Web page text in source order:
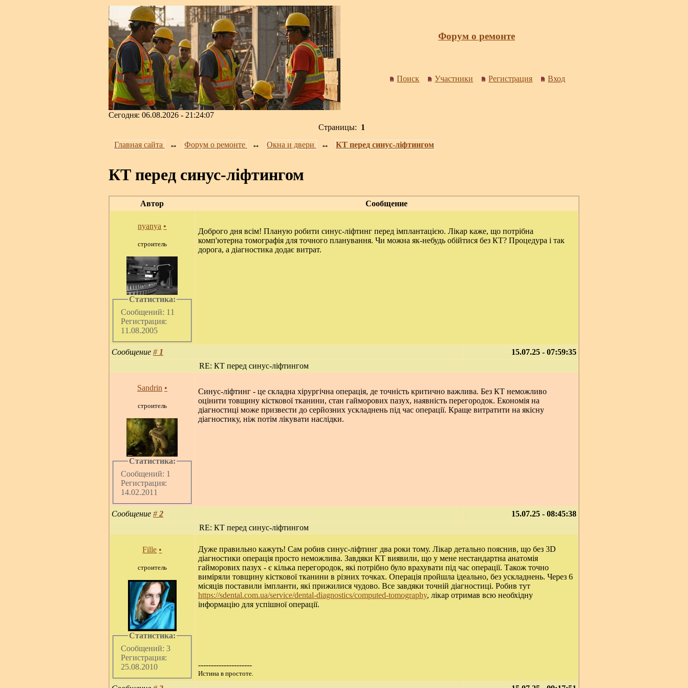
Форум о ремонте
Поиск Участники Регистрация Вход
Сегодня: 06.08.2026 - 21:24:07
Страницы: 1
Главная сайта
↔️ Форум о ремонте ↔️ Окна и двери ↔️ КТ перед синус-ліфтингом
КТ перед синус-ліфтингом
Автор Сообщение
nyanya •
строитель
Статистика:
Сообщений: 11
Регистрация:
11.08.2005
Доброго дня всім! Планую робити синус-ліфтинг перед імплантацією. Лікар каже, що потрібна
комп'ютерна томографія для точного планування. Чи можна як-небудь обійтися без КТ? Процедура і так
дорога, а діагностика додає витрат.
Сообщение # 1
15.07.25 - 07:59:35
RE: КТ перед синус-ліфтингом
Sandrin •
строитель
Статистика:
Сообщений: 1
Регистрация:
14.02.2011
Синус-ліфтинг - це складна хірургічна операція, де точність критично важлива. Без КТ неможливо
оцінити товщину кісткової тканини, стан гайморових пазух, наявність перегородок. Економія на
діагностиці може призвести до серйозних ускладнень під час операції. Краще витратити на якісну
діагностику, ніж потім лікувати наслідки.
Сообщение #2
15.07.25 - 08:45:38
RE: КТ перед синус-ліфтингом
Fille •
строитель
Статистика:
Сообщений: 3
Регистрация:
25.08.2010
Дуже правильно кажуть! Сам робив синус-ліфтинг два роки тому. Лікар детально пояснив, що без 3D
діагностики операція просто неможлива. Завдяки КТ виявили, що у мене нестандартна анатомія
гайморових пазух - є кілька перегородок, які потрібно було врахувати під час операції. Також точно
виміряли товщину кісткової тканини в різних точках. Операція пройшла ідеально, без ускладнень. Через 6
місяців поставили імпланти, які прижилися чудово. Все завдяки точній діагностиці. Робив тут
https://sdental.com.ua/service/dental-diagnostics/computed-tomography, лікар отримав всю необхідну
інформацію для успішної операції.
---------------------
Истина в простоте.